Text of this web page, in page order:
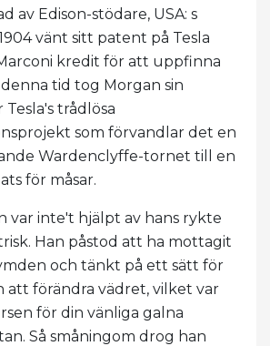
av Edison-stödare, USA: s
vänt sitt patent på Tesla
kredit för att uppfinna
tid tog Morgan sin
trådlösa
som förvandlar det en
Wardenclyffe-tornet till en
för måsar.
var inte't hjälpt av hans rykte
Han påstod att ha mottagit
och tänkt på ett sätt för
att förändra vädret, vilket var
för din vänliga galna
Så småningom drog han